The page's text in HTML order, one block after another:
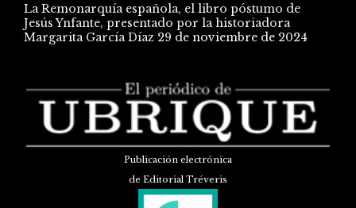
La Remonarquía española, el libro póstumo de
Jesús Ynfante, presentado por la historiadora
Margarita García Díaz 29 de noviembre de 2024
Publicación electrónica
de Editorial Tréveris